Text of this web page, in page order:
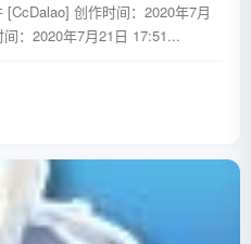
创作时间：2020年7月
：2020年7月21日 17:51...